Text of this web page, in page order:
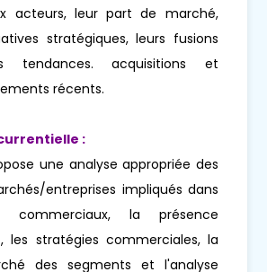
acteurs, leur part de marché,
stratégiques, leurs fusions
tendances. acquisitions et
récents.
:
une analyse appropriée des
entreprises impliqués dans
commerciaux, la présence
les stratégies commerciales, la
des segments et l'analyse